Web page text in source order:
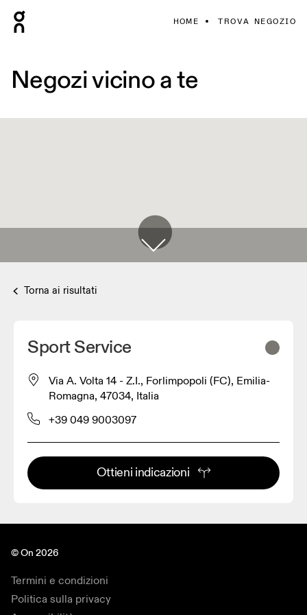
HOME TROVA NEGOZIO
Negozi vicino a te
Torna ai risultati
Sport Service
Via A. Volta 14 - Z.I., Forlimpopoli (FC), Emilia-
Romagna, 47034, Italia
+39 049 9003097
Ottieni indicazioni
© On 2026
Termini e condizioni
Politica sulla privacy